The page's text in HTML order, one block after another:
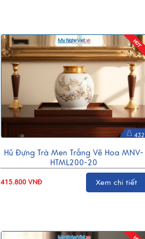
432
Hũ Đựng Trà Men Trắng Vẽ Hoa MNV-
HTML200-20
415.800 VNĐ Xem chi tiết